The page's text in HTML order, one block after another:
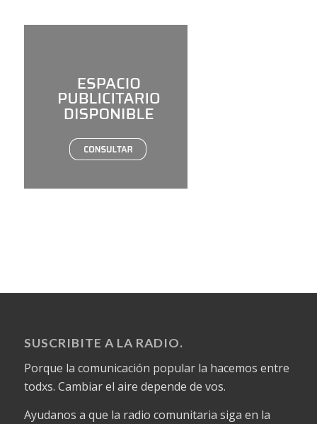
SUSCRIBITE A LA RADIO.
Porque la comunicación popular la hacemos entre
todxs. Cambiar el aire depende de vos.
Ayudanos a que la radio comunitaria siga en la